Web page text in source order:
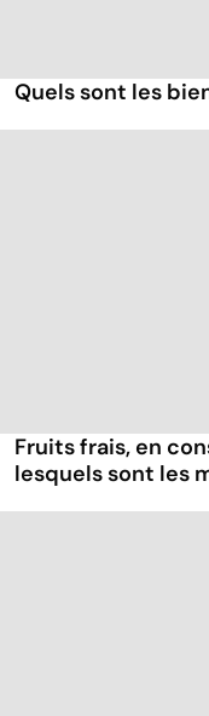
Quels sont les
Fruits frais, en
lesquels sont les